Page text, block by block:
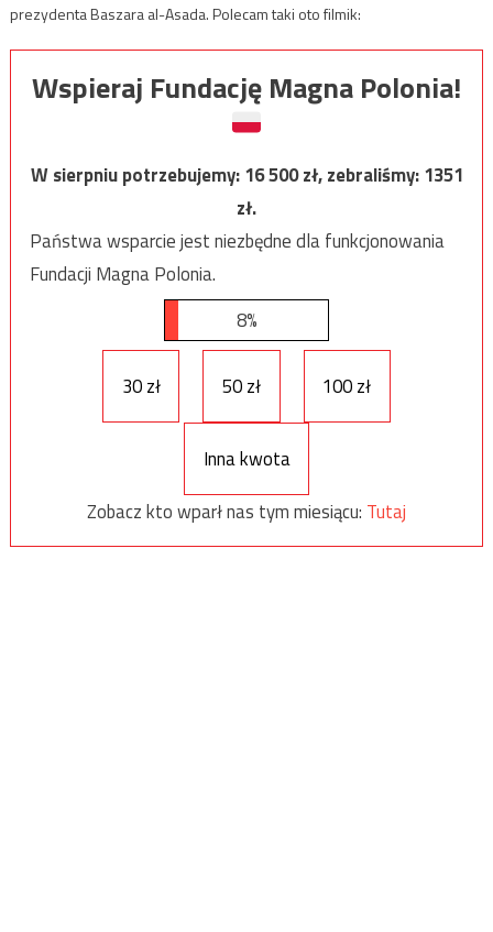
prezydenta Baszara al-Asada. Polecam taki oto filmik:
Wspieraj Fundację Magna Polonia!
W sierpniu potrzebujemy:16 500zł, zebraliśmy:1351
zł.
Państwa wsparcie jest niezbędne dla funkcjonowania
Fundacji Magna Polonia.
8%
30 zł 50 zł 100 zł
Inna kwota
Zobacz kto wparł nas tym miesiącu: Tutaj